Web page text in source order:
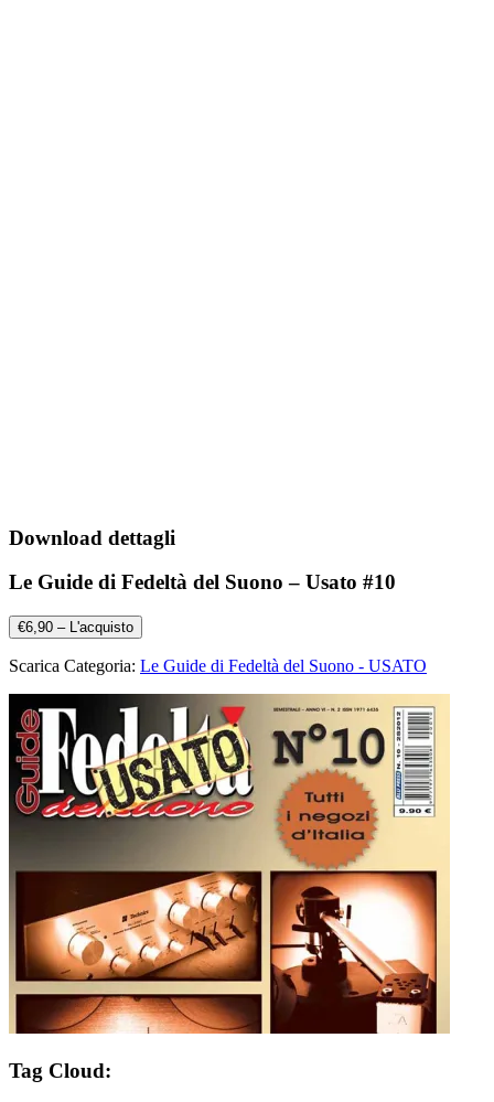
Download dettagli
Le Guide di Fedeltà del Suono – Usato #10
€6,90 – L'acquisto
Scarica Categoria: Le Guide di Fedeltà del Suono - USATO
Tag Cloud: